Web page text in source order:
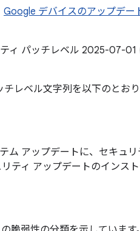
Google デバイスのアップデー
ィ パッチレベル 2025-07-01
レベル文字列を以下のとお
ム アップデートに、セキュリ
ティ アップデートのインス